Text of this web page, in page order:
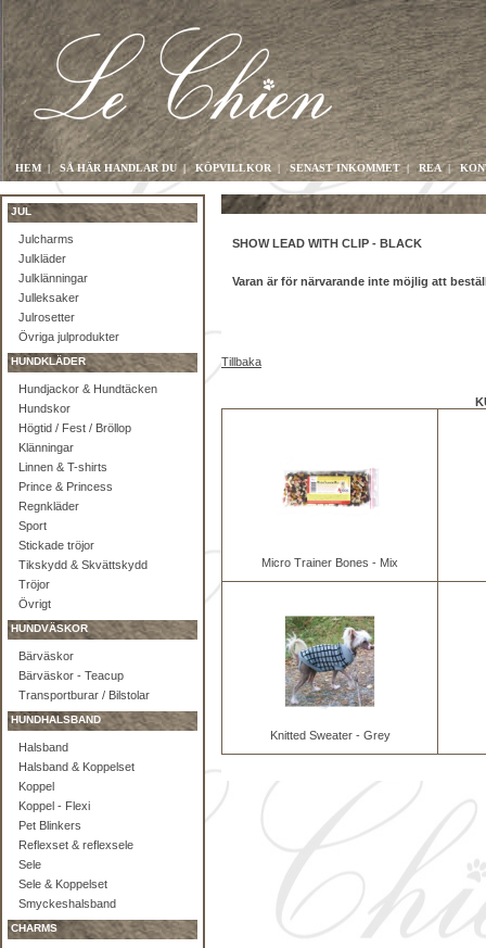
HEM | SÅ HÄR HANDLAR DU |KÖPVILLKOR | SENAST INKOMMET|REA|
JUL
Julcharms
Julkläder
Julklänningar
Julleksaker
Julrosetter
Övriga julprodukter
HUNDKLÄDER
Hundjackor & Hundtäcken
Hundskor
Högtid / Fest / Bröllop
Klänningar
Linnen & T-shirts
Prince & Princess
Regnkläder
Sport
Stickade tröjor
Tikskydd & Skvättskydd
Tröjor
Övrigt
HUNDVÄSKOR
Bärväskor
Bärväskor - Teacup
Transportburar / Bilstolar
HUNDHALSBAND
Halsband
Halsband & Koppelset
Koppel
Koppel - Flexi
Pet Blinkers
Reflexset & reflexsele
Sele
Sele & Koppelset
Smyckeshalsband
CHARMS
SHOW LEAD WITH CLIP - BLACK
Varan är för närvarande inte möjlig att
Tillbaka
Micro Trainer Bones - Mix
Knitted Sweater - Grey